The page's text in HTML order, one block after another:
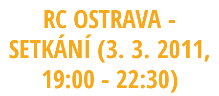
RC OSTRAVA -
SETKÁNÍ (3. 3. 2011,
19:00 - 22:30)